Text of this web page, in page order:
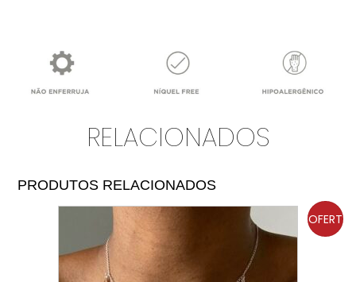
RELACIONADOS
PRODUTOS RELACIONADOS
OFERT